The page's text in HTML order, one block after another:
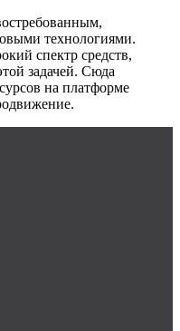
технологиями.
спектр средств,
задачей. Сюда
на платформе